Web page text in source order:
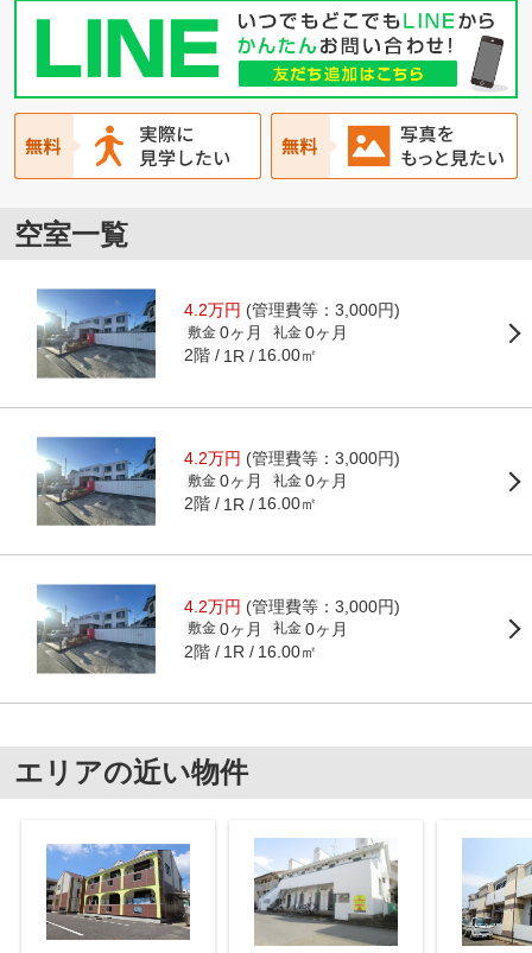
空室一覧
4.2万円 (管理費等：3,000円)
敷金 0ヶ月 礼金 0ヶ月
2階 1R 16.00㎡
4.2万円 (管理費等：3,000円)
敷金 0ヶ月 礼金 0ヶ月
2階 1R 16.00㎡
4.2万円 (管理費等：3,000円)
敷金 0ヶ月 礼金 0ヶ月
2階 1R 16.00㎡
エリアの近い物件